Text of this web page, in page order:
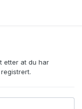
etter at du har